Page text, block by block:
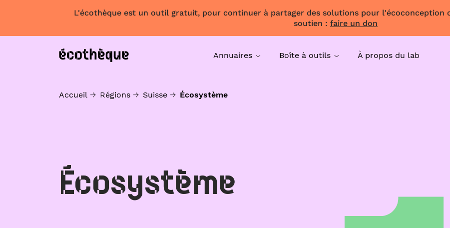
L'écothèque est un outil gratuit, pour continuer à partager des solutions pour l'écoconception
soutien : faire un don
Annuaires Boîte à outils À propos du lab
Accueil Régions Suisse Écosystème
Écosystème